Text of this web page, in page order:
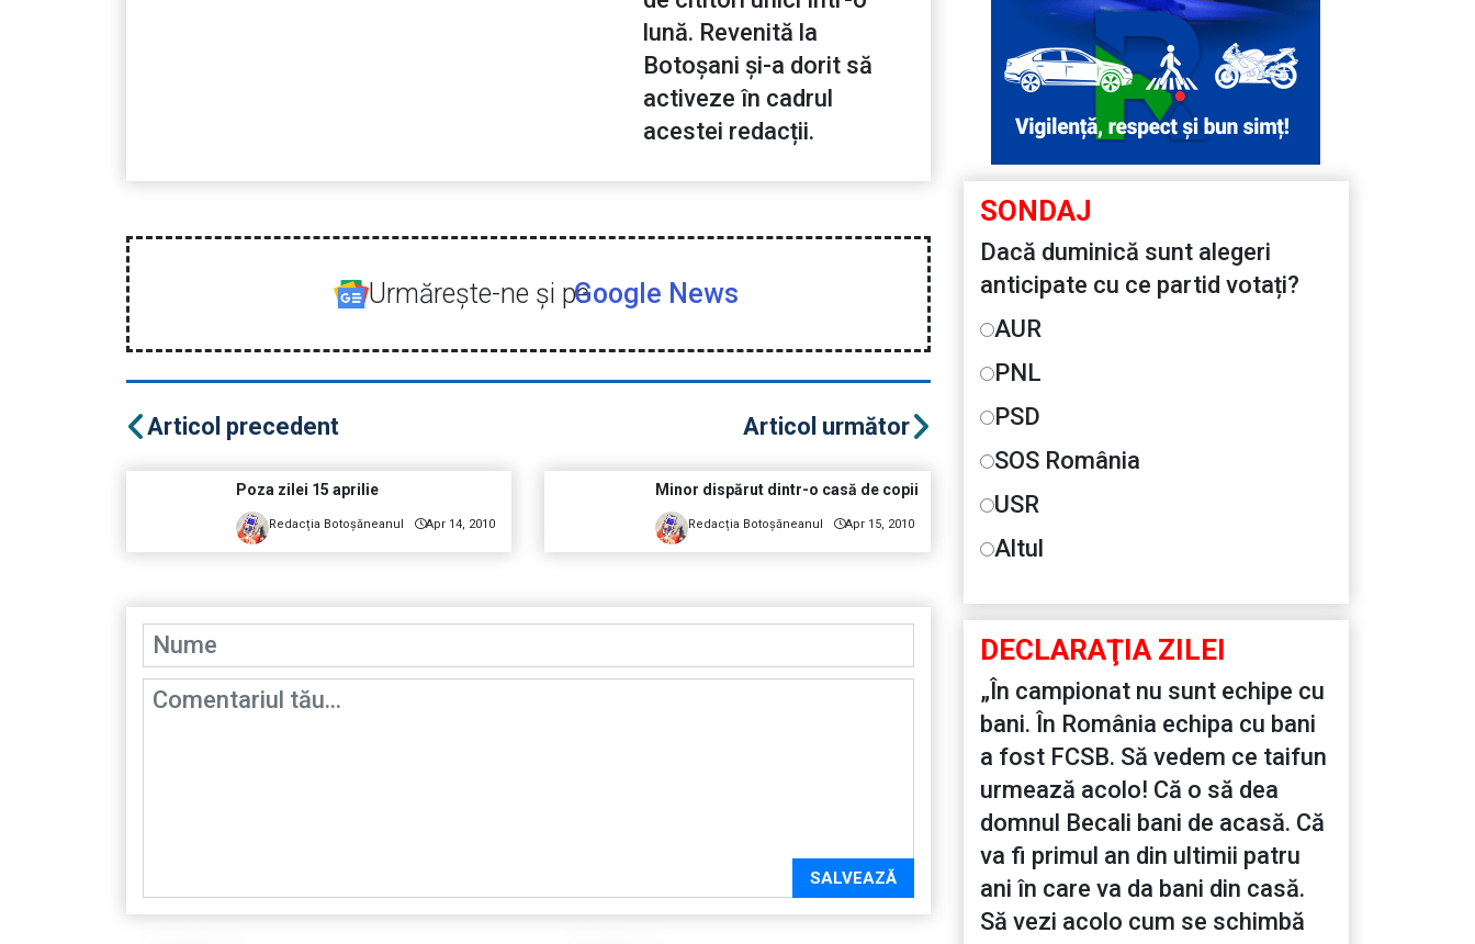
lună. Revenită la
Botoșani și-a dorit să
activeze în cadrul
acestei redacții.
Urmăreşte-ne şi peGoogle News
Articol precedent
Poza zilei 15 aprilie
Redacția Botoșăneanul Apr 14, 2010
Articol următor
Minor dispărut dintr-o casă de copii
Redacția Botoșăneanul Apr 15, 2010
SALVEAZĂ
SONDAJ
Dacă duminică sunt alegeri
anticipate cu ce partid votați?
AUR
PNL
PSD
SOS România
USR
Altul
DECLARAŢIA ZILEI
„În campionat nu sunt echipe cu
bani. În România echipa cu bani
a fost FCSB. Să vedem ce taifun
urmează acolo! Că o să dea
domnul Becali bani de acasă. Că
va fi primul an din ultimii patru
ani în care va da bani din casă.
Să vezi acolo cum se schimbă